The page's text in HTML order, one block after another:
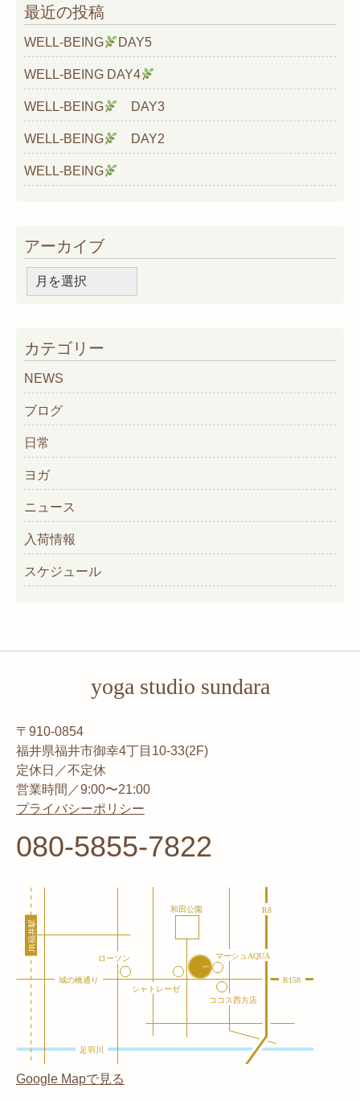
最近の投稿
WELL-BEING DAY5
WELL-BEING DAY4
WELL-BEING DAY3
WELL-BEING DAY2
WELL-BEING
アーカイブ
ー
ブ
カテゴリー
NEWS
ブログ
日常
ヨガ
ニュース
入荷情報
スケジュール
yoga studio sundara
〒910-0854
福井県福井市御幸4丁目10-33(2F)
定休日／不定休
営業時間／9:00〜21:00
プライバシーポリシー
080-5855-7822
Google Mapで見る